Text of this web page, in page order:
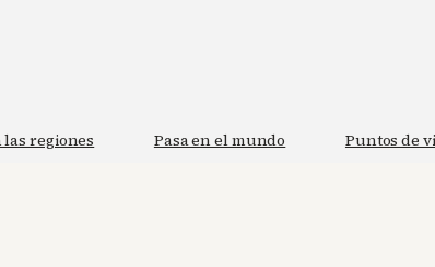
las regiones Pasa en el mundo Puntos de